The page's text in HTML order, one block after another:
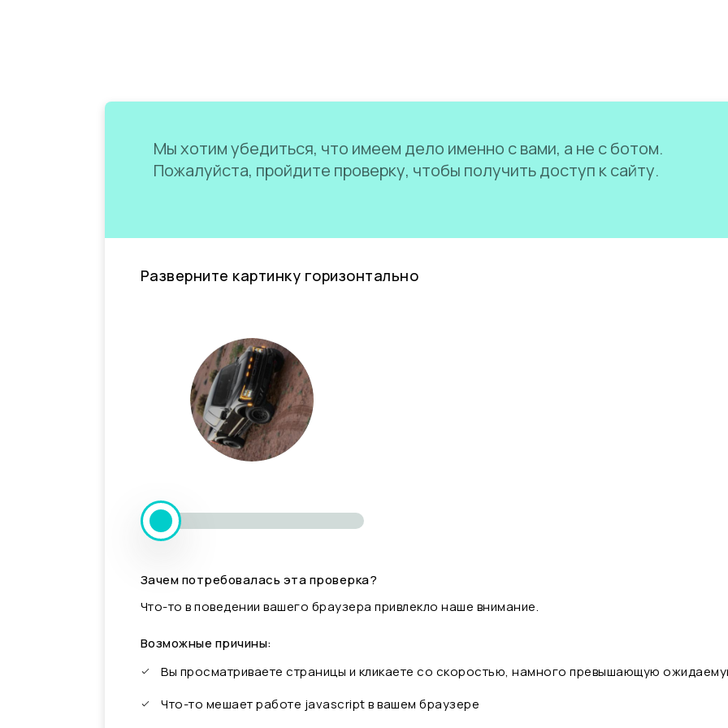
Мы хотим убедиться, что имеем дело именно с вами, а не с ботом.
Пожалуйста, пройдите проверку, чтобы получить доступ к сайту.
Разверните картинку горизонтально
Зачем потребовалась эта проверка?
Что-то в поведении вашего браузера привлекло наше внимание.
Возможные причины:
Вы просматриваете страницы и кликаете со скоростью, намного превышающую
Что-то мешает работе javascript в вашем браузере